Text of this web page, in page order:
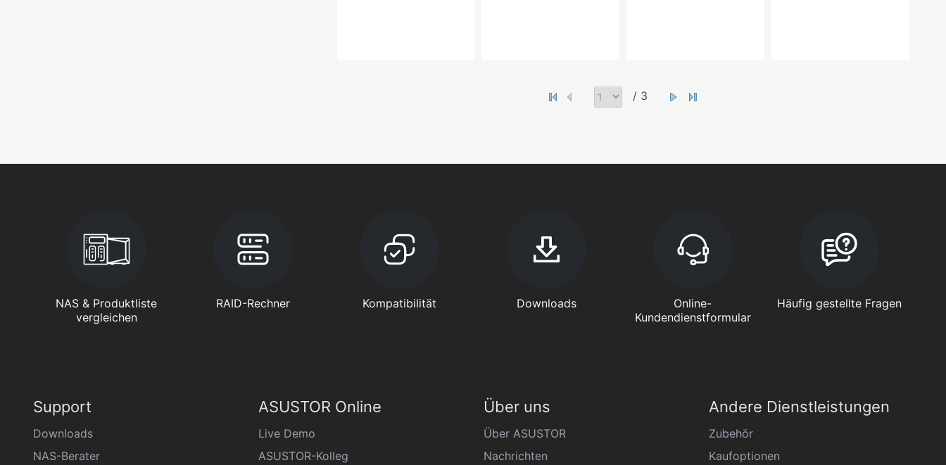
/ 3
NAS & Produktliste
vergleichen
RAID-Rechner Kompatibilität Downloads
Online-
Kundendienstformular
Häufig gestellte Fragen
Support
Downloads
NAS-Berater
ASUSTOR Online
Live Demo
ASUSTOR-Kolleg
Über uns
Über ASUSTOR
Nachrichten
Andere Dienstleistungen
Zubehör
Kaufoptionen